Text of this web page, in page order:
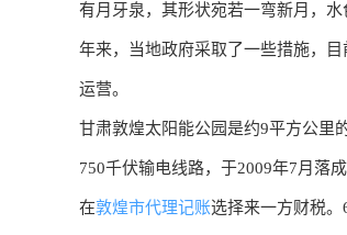
有月牙泉，其形状宛若一弯新月，
年来，当地政府采取了一些措施，
运营。
甘肃敦煌太阳能公园是约9平方公里
750千伏输电线路，于2009年7月落成
在敦煌市代理记账选择来一方财税。